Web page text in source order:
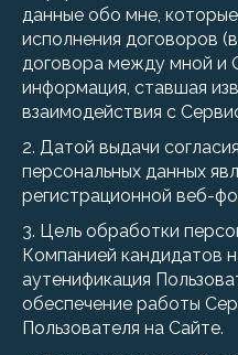
данные обо мне,
исполнения договоров
договора между мной и
информация, ставшая
взаимодействия с
2. Датой выдачи
персональных данных
регистрационной веб-
3. Цель обработки
Компанией кандидатов
аутенификация
обеспечение работы
Пользователя на Сайте.